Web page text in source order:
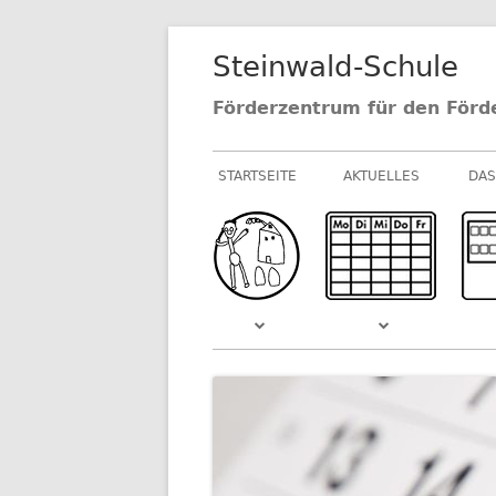
Steinwald-Schule
Förderzentrum für den
Primäres
Menü
STARTSEITE AKTUELLES
NEUIGKEITEN AUS